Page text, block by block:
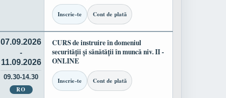
Inscrie-te Cont de plată
07.09.2026
-
11.09.2026
09.30-14.30
RO
CURS de instruire în domeniul
securității și sănătății în muncă niv. II -
ONLINE
Inscrie-te Cont de plată